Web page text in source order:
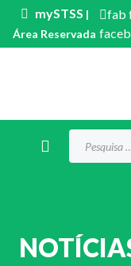
mySTSS |
Área Reservada
fab